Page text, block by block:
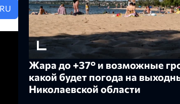
RU
Жара до +37° и возможные
какой будет погода на
Николаевской области